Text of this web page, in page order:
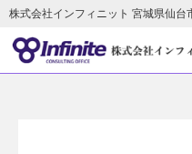
株式会社インフィニット 宮城県仙